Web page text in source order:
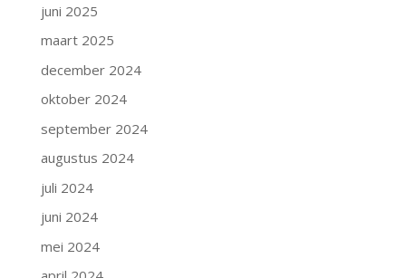
juni 2025
maart 2025
december 2024
oktober 2024
september 2024
augustus 2024
juli 2024
juni 2024
mei 2024